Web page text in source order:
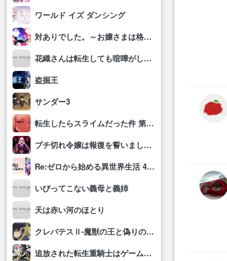
ワールド イズ ダンシング
対ありでした。～お嬢さまは格闘ゲームなんてしない～
花織さんは転生しても喧嘩がしたい
盗掘王
サンダー3
転生したらスライムだった件 第4期
ブチ切れ令嬢は報復を誓いました。 ～魔導書の力で祖国を叩き潰します～
Re:ゼロから始める異世界生活 4th season
いびってこない義母と義姉
天は赤い河のほとり
クレバテスⅡ-魔獣の王と偽りの勇者伝承-
追放された転生重騎士はゲーム知識で無双する